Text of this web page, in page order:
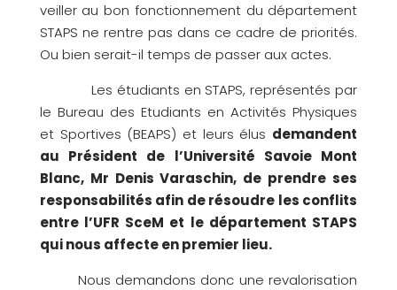
veiller au bon fonctionnement du département
STAPS ne rentre pas dans ce cadre de priorités.
Ou bien serait-il temps de passer aux actes.
Les étudiants en STAPS, représentés par
le Bureau des Etudiants en Activités Physiques
et Sportives (BEAPS) et leurs élus demandent
au Président de l’Université Savoie Mont
Blanc, Mr Denis Varaschin, de prendre ses
responsabilités afin de résoudre les conflits
entre l’UFR SceM et le département STAPS
qui nous affecte en premier lieu.
Nous demandons donc une revalorisation